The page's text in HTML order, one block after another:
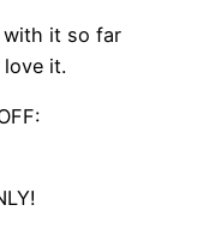
with it so far
it.